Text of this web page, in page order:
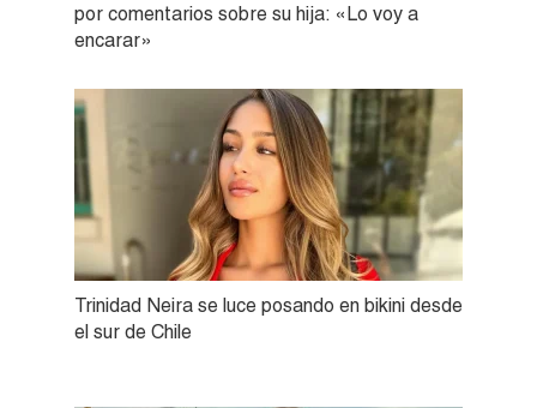
por comentarios sobre su hija: «Lo voy a
encarar»
Trinidad Neira se luce posando en bikini desde
el sur de Chile